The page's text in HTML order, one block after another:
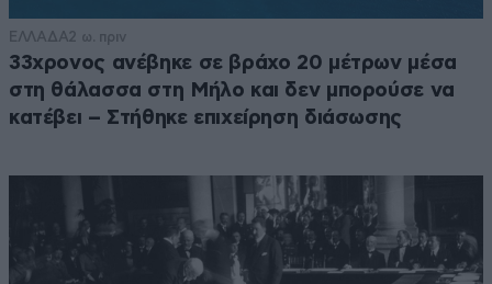
ΕΛΛΑΔΑ2 ω. πριν
33χρονος ανέβηκε σε βράχο 20 μέτρων μέσα
στη θάλασσα στη Μήλο και δεν μπορούσε να
κατέβει – Στήθηκε επιχείρηση διάσωσης